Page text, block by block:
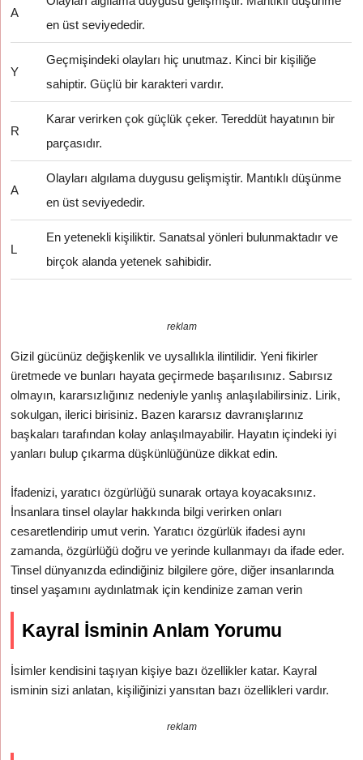
A
en üst seviyededir.
Y
Geçmişindeki olayları hiç unutmaz. Kinci bir kişiliğe
sahiptir. Güçlü bir karakteri vardır.
R
Karar verirken çok güçlük çeker. Tereddüt hayatının bir
parçasıdır.
A
Olayları algılama duygusu gelişmiştir. Mantıklı düşünme
en üst seviyededir.
L
En yetenekli kişiliktir. Sanatsal yönleri bulunmaktadır ve
birçok alanda yetenek sahibidir.
reklam
Gizil gücünüz değişkenlik ve uysallıkla ilintilidir. Yeni fikirler
üretmede ve bunları hayata geçirmede başarılısınız. Sabırsız
olmayın, kararsızlığınız nedeniyle yanlış anlaşılabilirsiniz. Lirik,
sokulgan, ilerici birisiniz. Bazen kararsız davranışlarınız
başkaları tarafından kolay anlaşılmayabilir. Hayatın içindeki iyi
yanları bulup çıkarma düşkünlüğünüze dikkat edin.
İfadenizi, yaratıcı özgürlüğü sunarak ortaya koyacaksınız.
İnsanlara tinsel olaylar hakkında bilgi verirken onları
cesaretlendirip umut verin. Yaratıcı özgürlük ifadesi aynı
zamanda, özgürlüğü doğru ve yerinde kullanmayı da ifade eder.
Tinsel dünyanızda edindiğiniz bilgilere göre, diğer insanlarında
tinsel yaşamını aydınlatmak için kendinize zaman verin
Kayral İsminin Anlam Yorumu
İsimler kendisini taşıyan kişiye bazı özellikler katar. Kayral
isminin sizi anlatan, kişiliğinizi yansıtan bazı özellikleri vardır.
reklam